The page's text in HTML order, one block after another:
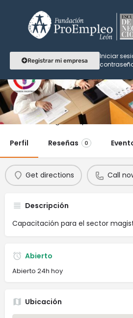
Registrar mi empresa
Iniciar
Vanguardia
Soluciones digitales para
Perfil Reseñas 0
Get directions Call
Descripción
Capacitación para el sector
Abierto
Abierto 24h hoy
Ubicación